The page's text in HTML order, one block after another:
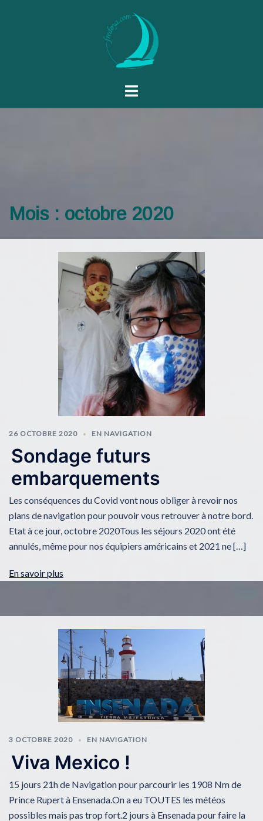
Mois : octobre 2020
26 OCTOBRE 2020 EN NAVIGATION
Sondage futurs
embarquements
Les conséquences du Covid vont nous obliger à revoir nos
plans de navigation pour pouvoir vous retrouver à notre bord.
Etat à ce jour, octobre 2020Tous les séjours 2020 ont été
annulés, même pour nos équipiers américains et 2021 ne […]
En savoir plus
3 OCTOBRE 2020 EN NAVIGATION
Viva Mexico !
15 jours 21h de Navigation pour parcourir les 1908 Nm de
Prince Rupert à Ensenada.On a eu TOUTES les météos
possibles mais pas trop fort.2 jours à Ensenada pour faire la